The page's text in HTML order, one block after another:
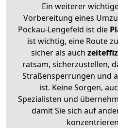
Ein weiterer
Vorbereitung eines
Pockau-Lengefeld ist die
ist wichtig, eine Route
sicher als auch
ratsam, sicherzustellen,
Straßensperrungen und
ist. Keine Sorgen,
Spezialisten und
damit Sie sich auf